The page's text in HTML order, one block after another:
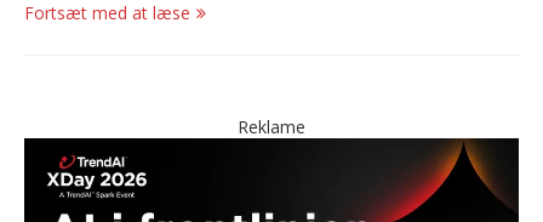
Fortsæt med at læse
Reklame